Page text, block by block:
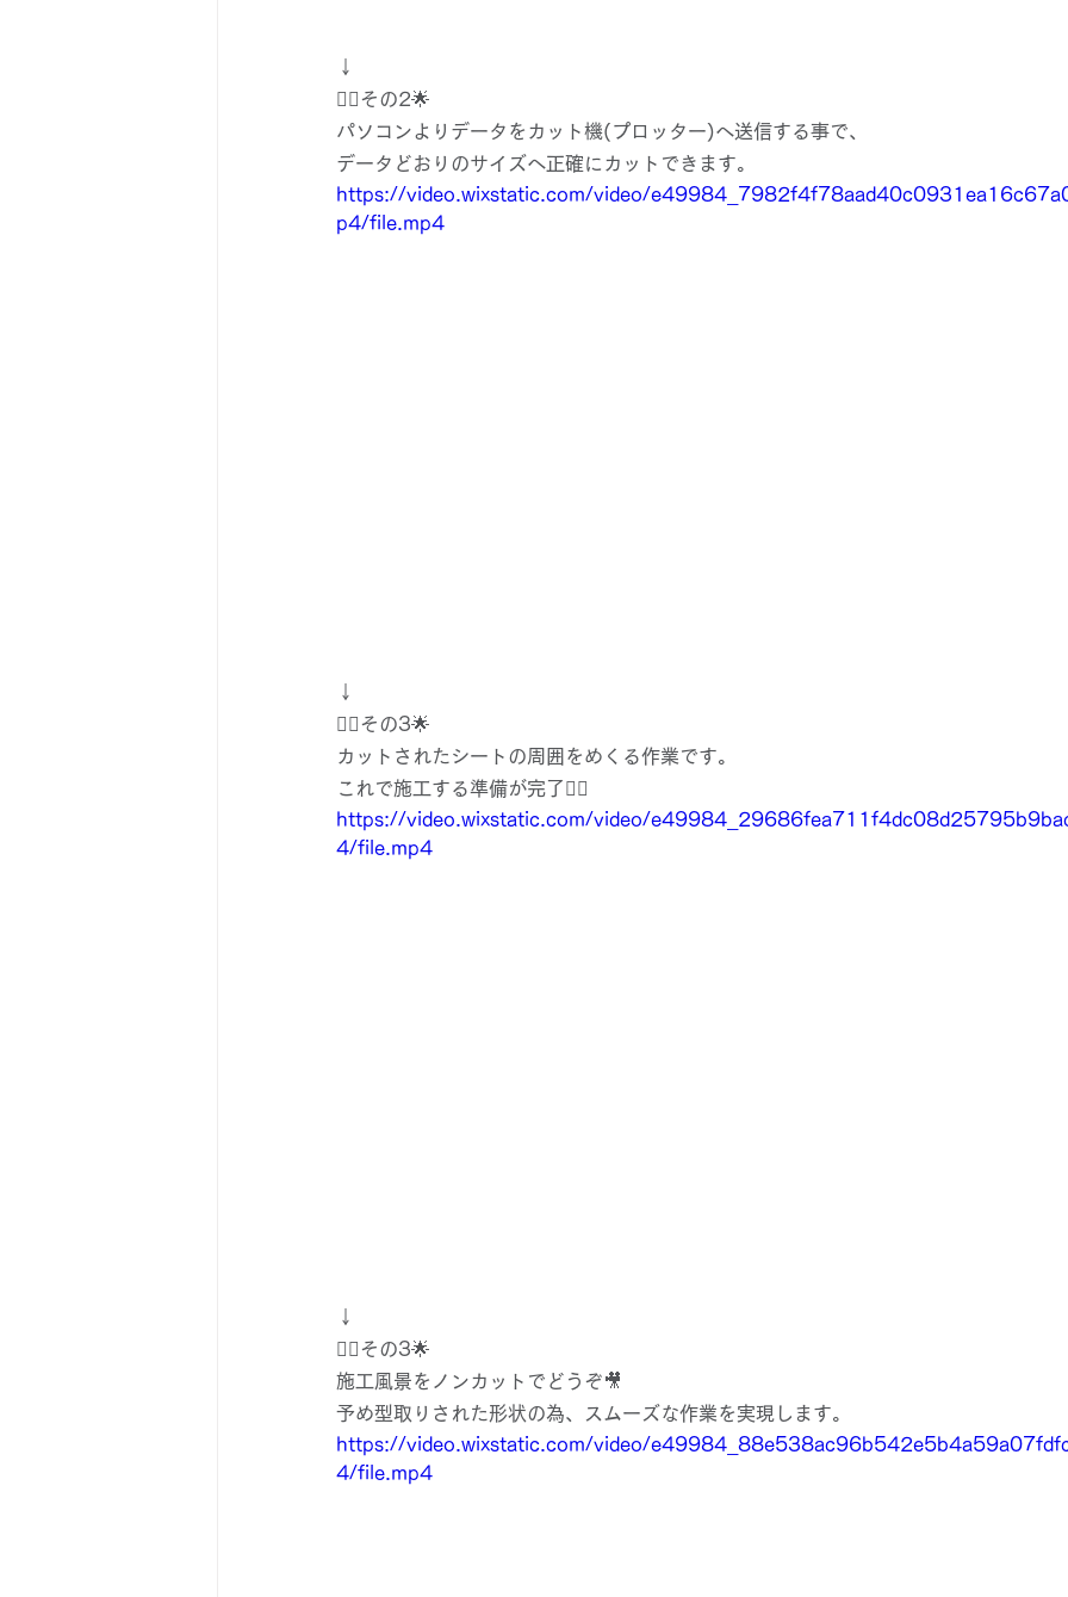
↓
👉🏻その2🌟
パソコンよりデータをカット機(プロッター)へ送信する事で、
データどおりのサイズへ正確にカットできます。
https://video.wixstatic.com/video/
p4/file.mp4
↓
👉🏻その3🌟
カットされたシートの周囲をめくる作業です。
これで施工する準備が完了✌🏻
https://video.wixstatic.com/video/
4/file.mp4
↓
👉🏻その3🌟
施工風景をノンカットでどうぞ🎥
予め型取りされた形状の為、スムーズな作業を実現します。
https://video.wixstatic.com/video/
4/file.mp4